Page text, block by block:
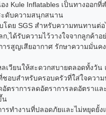
Kule Inflatables เป็นทางออก
ะดับความสนุกสนาน
ดย SGS สําหรับความทนทานต่
ด้รับความไว้วางใจจากลูกค้าอย่
รสูญเสียอากาศ รักษาความมั่นค
วียนให้สะดวกสบายตลอดทั้งวัน
อบสําหรับครอบครัวที่ใส่ใจควา
ตราการลดอัตราการลดอัตราแล
น
รทํางานที่ปลอดภัยและไม่หยุดยั้ง